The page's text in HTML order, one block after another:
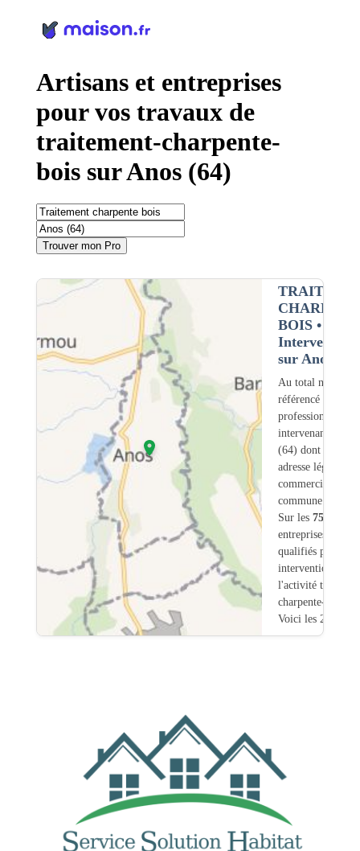
Artisans et entreprises
pour vos travaux de
traitement-charpente-
bois sur Anos (64)
Trouver mon Pro
BOIS•
Intervention
sur Anos (64)
Au total nous
référencé
professionnels
intervenant sur
(64) dont
adresse légale ou
commerciale
commune.
Sur les 75
entreprises
qualifiés pour une
intervention sur
l'activité
charpente-bois.
Voici les 20